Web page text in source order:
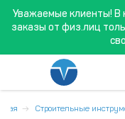
Уважаемые клиенты! В
заказы от физ.лиц
Строительные